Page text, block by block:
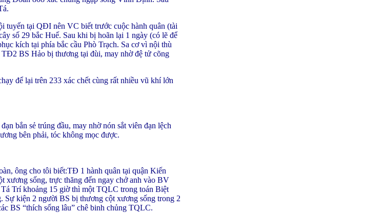
tại QĐI nên VC biết trước cuộc hành quân (tài
số 29 bắc Huế. Sau khi bị hoãn lại 1 ngày (có lẽ để
kích tại phía bắc cầu Phò Trạch. Sa cơ vì nội thù
BS Hảo bị thương tại đùi, may nhờ đệ tử cõng
để lại trên 233 xác chết cùng rất nhiều vũ khí lớn
bắn sẻ trúng đầu, may nhờ nón sắt viên đạn lệch
bên phải, tóc không mọc được.
ông cho tôi biết:TĐ 1 hành quân tại quận Kiến
xương sống, trực thăng đến ngay chở anh vào BV
Trí khoảng 15 giờ thì một TQLC trong toán Biệt
kiện 2 người BS bị thương cột xương sống trong 2
BS “thích sống lâu” chê binh chủng TQLC.